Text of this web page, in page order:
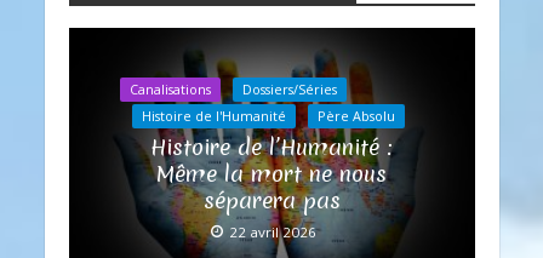
Canalisations
Dossiers/Séries
Histoire de l'Humanité
Père Absolu
Histoire de l’Humanité :
Même la mort ne nous
séparera pas
22 avril 2026